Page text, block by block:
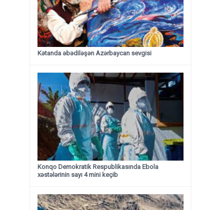
Kətanda əbədiləşən Azərbaycan sevgisi
Konqo Demokratik Respublikasında Ebola
xəstələrinin sayı 4 mini keçib